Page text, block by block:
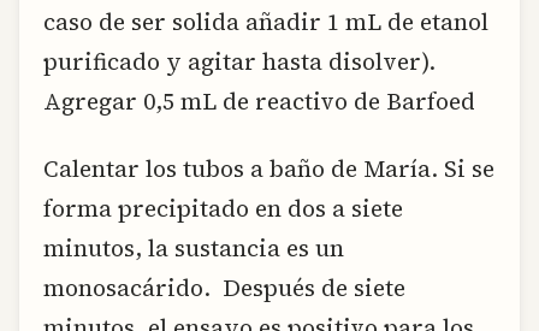
caso de ser solida añadir 1 mL de etanol
purificado y agitar hasta disolver).
Agregar 0,5 mL de reactivo de Barfoed
Calentar los tubos a baño de María. Si se
forma precipitado en dos a siete
minutos, la sustancia es un
monosacárido. Después de siete